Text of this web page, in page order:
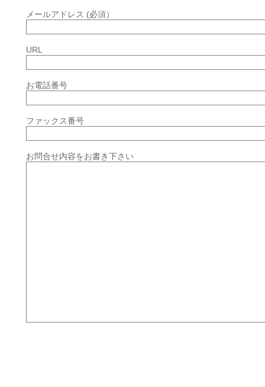
メールアドレス (必須）
URL
お電話番号
ファックス番号
お問合せ内容をお書き下さい